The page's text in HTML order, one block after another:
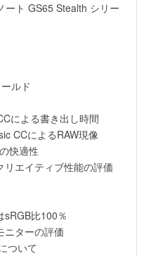
ート GS65 Stealth シリー
ルド
による書き出し時間
CCによるRAW現像
快適性
リエイティブ性能の評価
sRGB比100％
ニターの評価
ついて